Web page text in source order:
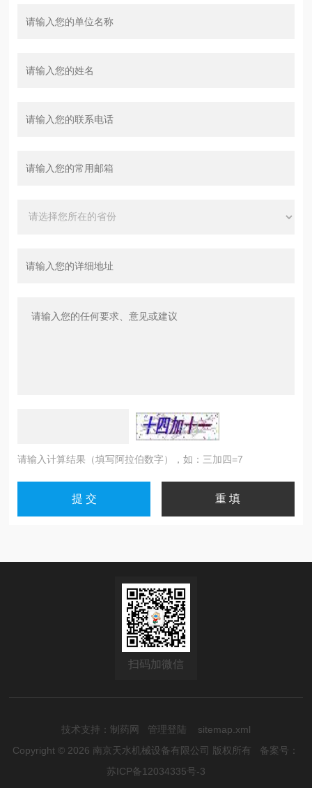
请输入计算结果（填写阿拉伯数字），如：三加四=7
扫码加微信
技术支持： 制药网 管理登陆
sitemap.xml
Copyright © 2026 南京天水机械设备有限公司 版权所有 备案号：
苏ICP备12034335号-3